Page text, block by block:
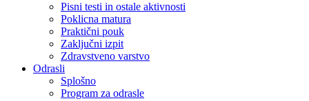
Pisni testi in ostale aktivnosti
Poklicna matura
Praktični pouk
Zaključni izpit
Zdravstveno varstvo
Odrasli
Splošno
Program za odrasle